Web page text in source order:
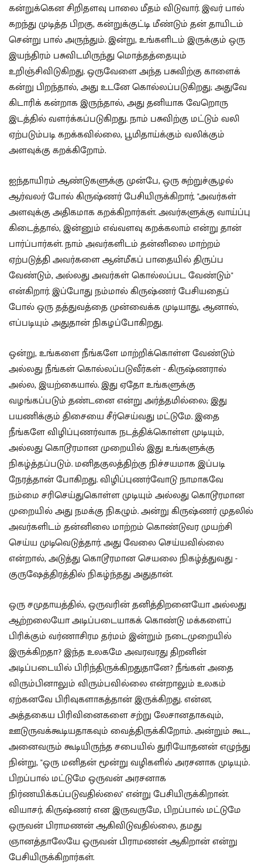
கன்றுக்கென சிறிதளவு பாலை மீதம் விடுவார். இவர் பால்
கறந்து முடித்த பிறகு, கன்றுக்குட்டி மீண்டும் தன் தாயிடம்
சென்று பால் அருந்தும். இன்று, உங்களிடம் இருக்கும் ஒரு
இயந்திரம் பசுவிடமிருந்து மொத்தத்தையும்
உறிஞ்சிவிடுகிறது. ஒருவேளை அந்த பசுவிற்கு காளைக்
கன்று பிறந்தால், அது உடனே கொல்லப்படுகிறது; அதுவே
கிடாரிக் கன்றாக இருந்தால், அது தனியாக வேறொரு
இடத்தில் வளர்க்கப்படுகிறது. நாம் பசுவிற்கு மட்டும் வலி
ஏற்படும்படி கறக்கவில்லை, பூமிதாய்க்கும் வலிக்கும்
அளவுக்கு கறக்கிறோம்.
ஐந்தாயிரம் ஆண்டுகளுக்கு முன்பே, ஒரு சுற்றுச்சூழல்
ஆர்வலர் போல் கிருஷ்ணர் பேசியிருக்கிறார், "அவர்கள்
அளவுக்கு அதிகமாக கறக்கிறார்கள். அவர்களுக்கு வாய்ப்பு
கிடைத்தால், இன்னும் எவ்வளவு கறக்கலாம் என்று தான்
பார்ப்பார்கள். நாம் அவர்களிடம் தன்னிலை மாற்றம்
ஏற்படுத்தி அவர்களை ஆன்மீகப் பாதையில் திருப்ப
வேண்டும், அல்லது அவர்கள் கொல்லப்பட வேண்டும்"
என்கிறார். இப்போது நம்மால் கிருஷ்ணர் பேசியதைப்
போல் ஒரு தத்துவத்தை முன்வைக்க முடியாது, ஆனால்,
எப்படியும் அதுதான் நிகழப்போகிறது.
ஒன்று, உங்களை நீங்களே மாற்றிக்கொள்ள வேண்டும்
அல்லது நீங்கள் கொல்லப்படுவீர்கள் - கிருஷ்ணரால்
அல்ல, இயற்கையால். இது ஏதோ உங்களுக்கு
வழங்கப்படும் தண்டனை என்று அர்த்தமில்லை; இது
பயணிக்கும் திசையை சீர்செய்வது மட்டுமே. இதை
நீங்களே விழிப்புணர்வாக நடத்திக்கொள்ள முடியும்,
அல்லது கொடூரமான முறையில் இது உங்களுக்கு
நிகழ்த்தப்படும். மனிதகுலத்திற்கு நிச்சயமாக இப்படி
நேரத்தான் போகிறது. விழிப்புணர்வோடு நாமாகவே
நம்மை சரிசெய்துகொள்ள முடியும் அல்லது கொடூரமான
முறையில் அது நமக்கு நிகழும். அன்று கிருஷ்ணர் முதலில்
அவர்களிடம் தன்னிலை மாற்றம் கொண்டுவர முயற்சி
செய்ய முடிவெடுத்தார். அது வேலை செய்யவில்லை
என்றால், அடுத்து கொடூரமான செயலை நிகழ்த்துவது -
குருஷேத்திரத்தில் நிகழ்ந்தது அதுதான்.
ஒரு சமுதாயத்தில், ஒருவரின் தனித்திறனையோ அல்லது
ஆற்றலையோ அடிப்படையாகக் கொண்டு மக்களைப்
பிரிக்கும் வர்ணாசிரம தர்மம் இன்றும்‌ நடைமுறையில்
இருக்கிறதா? இந்த உலகமே அவரவரது திறனின்
அடிப்படையில் பிரிந்திருக்கிறதுதானே? நீங்கள் அதை
விரும்பினாலும் விரும்பவில்லை என்றாலும் உலகம்
ஏற்கனவே பிரிவுகளாகத்தான் இருக்கிறது. என்ன,
அத்தகைய பிரிவினைகளை சற்று லேசானதாகவும்,
ஊடுருவக்கூடியதாகவும் வைத்திருக்கிறோம். அன்றும் கூட,
அனைவரும் கூடியிருந்த சபையில் துரியோதனன் எழுந்து
நின்று, "ஒரு மனிதன் மூன்று வழிகளில் அரசனாக முடியும்.
பிறப்பால் மட்டுமே ஒருவன் அரசனாக
நிர்ணயிக்கப்படுவதில்லை" என்று பேசியிருக்கிறான்.
வியாசர், கிருஷ்ணர் என இருவருமே, பிறப்பால் மட்டுமே
ஒருவன் பிராமணன் ஆகிவிடுவதில்லை, தமது
ஞானத்தாலேயே ‌ஒருவன் பிராமணன் ஆகிறான் என்று
பேசியிருக்கிறார்கள்.